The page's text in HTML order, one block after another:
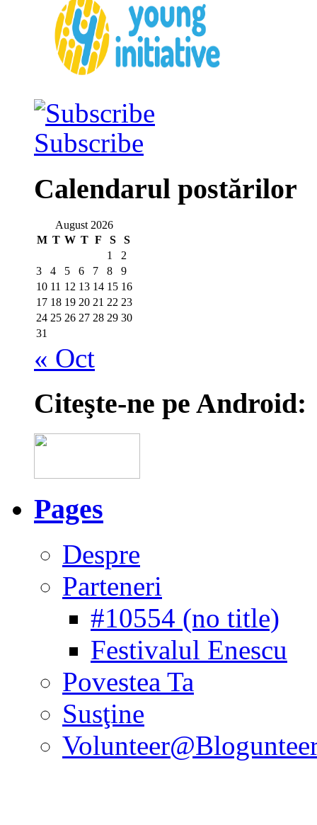
Subscribe
Calendarul postărilor
August 2026
M T W T F S
S
1
2
3
4 5 6 7 8
9
10 11 12 13 14 15 16
17 18 19 20 21 22 23
24 25 26 27 28 29 30
31
« Oct
Citeşte-ne pe Android:
Pages
Despre
Parteneri
#10554 (no title)
Festivalul Enescu
Povestea Ta
Susţine